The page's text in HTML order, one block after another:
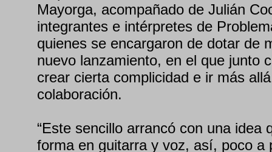
Mayorga, acompañado de Julián
integrantes e intérpretes de
quienes se encargaron de dotar de
nuevo lanzamiento, en el que junto
crear cierta complicidad e ir más
colaboración.
“Este sencillo arrancó con una idea
forma en guitarra y voz, así, poco a